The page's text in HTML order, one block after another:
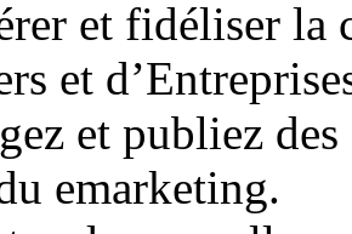
et fidéliser la
et
et publiez
emarketing.